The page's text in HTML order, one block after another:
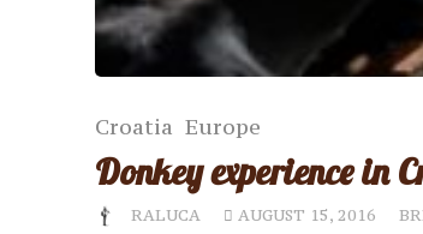
Croatia Europe
Donkey experience in
RALUCA AUGUST 15, 2016